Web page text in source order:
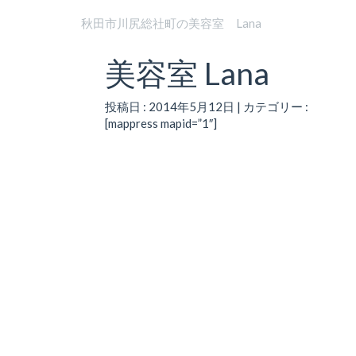
秋田市川尻総社町の美容室 Lana
美容室 Lana
投稿日 : 2014年5月12日 | カテゴリー :
[mappress mapid=”1″]